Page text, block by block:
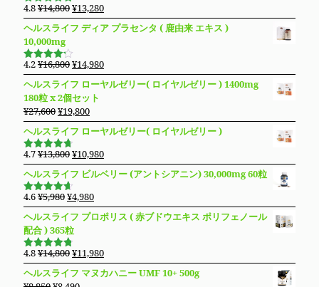
5段階で
4.83の評
価
4.8¥14,800元
の
価
は
¥14,800
で
し
た。
¥13,280現
在
の
格
は
¥13,280
ヘルスライフ ディア プラセンタ ( 鹿由来 エキス )
10,000mg
5段階で
4.19の評
価
4.2¥16,800元
の
価
格
は
¥16,800
で
し
た。
¥14,980現
在
の
は
で
す。
ヘルスライフ ローヤルゼリー( ロイヤルゼリー ) 1400mg
180粒 x 2個セット
¥27,600元
の
価
格
は
¥27,600
で
し
た。
¥19,800現
在
価
格
は
¥19,800
で
す。
ヘルスライフ ローヤルゼリー( ロイヤルゼリー )
5段階で
4.69の評
価
4.7¥13,800元
の
価
格
は
¥13,800
で
し
た。
¥10,980現
在
の
格
は
す。
ヘルスライフ ビルベリー (アントシアニン) 30,000mg 60粒
5段階で
4.63の評
価
4.6¥5,980元
の
価
格
は
¥5,980
で
¥4,980現
在
の
格
は
¥4,980
ヘルスライフ プロポリス ( 赤ブドウエキス ポリフェノール
配合 ) 365粒
5段階で
4.76の評
価
4.8¥14,800元
の
価
¥11,980現
在
の
ヘルスライフ マヌカハニー UMF 10+ 500g